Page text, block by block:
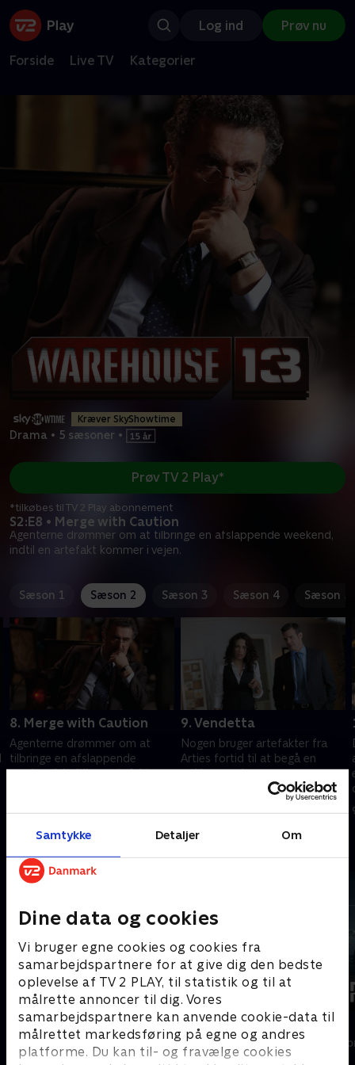
Samtykke Detaljer Om
Dine data og cookies
Vi bruger egne cookies og cookies fra
samarbejdspartnere for at give dig den bedste
oplevelse af TV 2 PLAY, til statistik og til at
målrette annoncer til dig. Vores
samarbejdspartnere kan anvende cookie-data til
målrettet markedsføring på egne og andres
platforme. Du kan til- og fravælge cookies
Log ind Prøv nu
Forside Live TV Kategorier
Kræver SkyShowtime
Drama • 5 sæsoner •
S2:E8 • Merge with Caution
Agenterne drømmer om at tilbringe en afslappende weekend,
indtil en artefakt kommer i vejen.
Prøv TV 2 Play*
*tilkøbes til TV 2 Play abonnement
Sæson 1 Sæson 2 Sæson 3 Sæson 4 Sæson 5
8. Merge with Caution
Agenterne drømmer om at
tilbringe en afslappende
weekend, indtil en artefakt
9. Vendetta
Nogen bruger artefakter fra
Arties fortid til at begå en
række mord.
9. september 2025 • 42 min
Luftens læger
Drama • 3 sæsoner
Kapringen
Drama • 1